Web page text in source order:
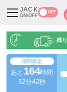
JACK
ON/OFF
OFF
残り
期間限定
あと 164時間
52分40秒